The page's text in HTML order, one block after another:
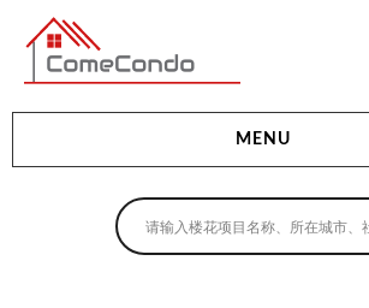
多伦多最新最全的楼花搜索引擎
MENU
地产相关